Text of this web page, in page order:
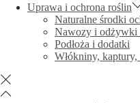
Uprawa i ochrona roślin
Naturalne środki
Nawozy i odżywki
Podłoża i dodatki
Włókniny,